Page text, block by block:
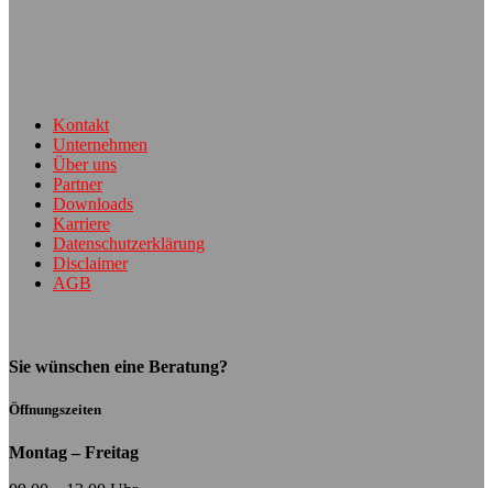
Kontakt
Unternehmen
Über uns
Partner
Downloads
Karriere
Datenschutzerklärung
Disclaimer
AGB
Sie wünschen eine Beratung?
Öffnungszeiten
Montag – Freitag